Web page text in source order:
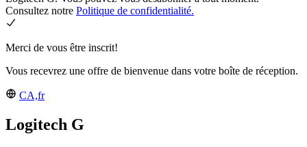
Consultez notre Politique de confidentialité.
Merci de vous être inscrit!
Vous recevrez une offre de bienvenue dans votre boîte de réception.
CA,fr
Logitech G